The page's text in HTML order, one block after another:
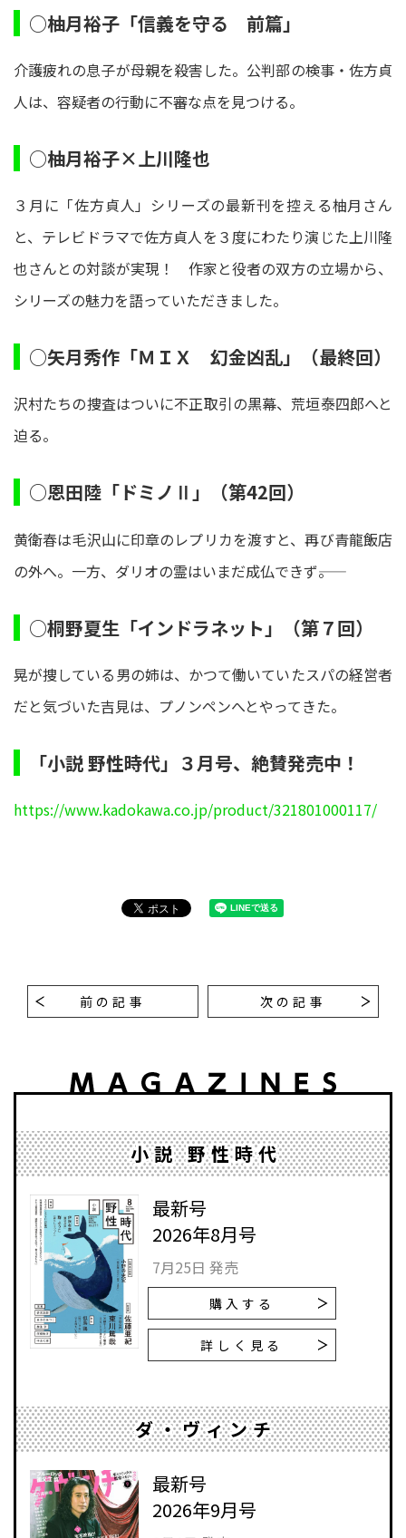
○柚月裕子「信義を守る 前篇」
介護疲れの息子が母親を殺害した。公判部の検事・佐方貞
人は、容疑者の行動に不審な点を見つける。
○柚月裕子×上川隆也
３月に「佐方貞人」シリーズの最新刊を控える柚月さん
と、テレビドラマで佐方貞人を３度にわたり演じた上川隆
也さんとの対談が実現！ 作家と役者の双方の立場から、
シリーズの魅力を語っていただきました。
○矢月秀作「ＭＩＸ 幻金凶乱」（最終回）
沢村たちの捜査はついに不正取引の黒幕、荒垣泰四郎へと
迫る。
○恩田陸「ドミノⅡ」（第42回）
黄衛春は毛沢山に印章のレプリカを渡すと、再び青龍飯店
の外へ。一方、ダリオの霊はいまだ成仏できず――。
○桐野夏生「インドラネット」（第７回）
晃が捜している男の姉は、かつて働いていたスパの経営者
だと気づいた吉見は、プノンペンへとやってきた。
「小説 野性時代」３月号、絶賛発売中！
https://www.kadokawa.co.jp/product/321801000117/
前の記事 次の記事
小説 野性時代
最新号
2026年8月号
7月25日 発売
購入する
詳しく見る
ダ・ヴィンチ
最新号
2026年9月号